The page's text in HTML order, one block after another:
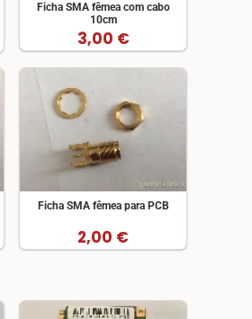
Ficha SMA fêmea com cabo
10cm
3,00 €
Ficha SMA fêmea para PCB
2,00 €